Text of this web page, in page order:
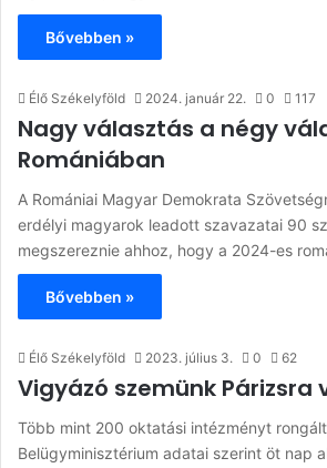
Bővebben »
Élő Székelyföld 2024. január 22. 0 117
Nagy választás a négy
Romániában
A Romániai Magyar Demokrata
erdélyi magyarok leadott szavazatai 90
megszereznie ahhoz, hogy a 2024-es
Bővebben »
Élő Székelyföld 2023. július 3. 0 62
Vigyázó szemünk Párizsra
Több mint 200 oktatási intézményt
Belügyminisztérium adatai szerint öt nap